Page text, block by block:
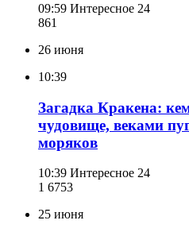
09:59 Интересное 24
861
26 июня
10:39
Загадка Кракена:
чудовище, веками
моряков
10:39 Интересное 24
1 6753
25 июня